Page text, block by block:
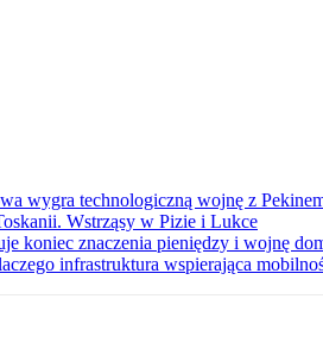
wygra technologiczną wojnę z
Wstrząsy w Pizie i Lukce
koniec znaczenia pieniędzy i wojnę
infrastruktura wspierająca